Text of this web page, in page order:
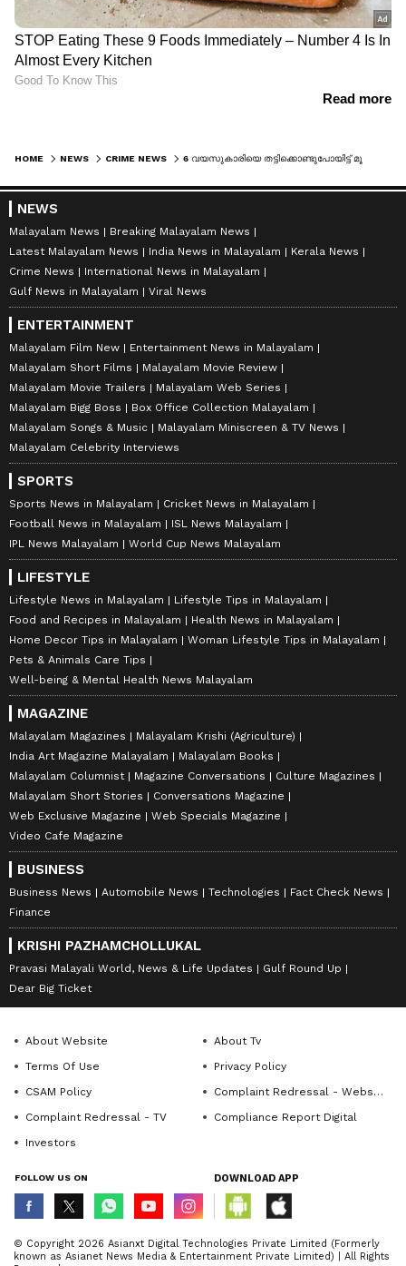
HOME NEWS CRIME NEWS
NEWS
Malayalam News
Breaking Malayalam News
Latest Malayalam News
India News in Malayalam
Kerala News
Crime News
International News in Malayalam
Gulf News in Malayalam
Viral News
ENTERTAINMENT
Malayalam Film New
Entertainment News in Malayalam
Malayalam Short Films
Malayalam Movie Review
Malayalam Movie Trailers
Malayalam Web Series
Malayalam Bigg Boss
Box Office Collection Malayalam
Malayalam Songs & Music
Malayalam Miniscreen & TV News
Malayalam Celebrity Interviews
SPORTS
Sports News in Malayalam
Cricket News in Malayalam
Football News in Malayalam
ISL News Malayalam
IPL News Malayalam
World Cup News Malayalam
LIFESTYLE
Lifestyle News in Malayalam
Lifestyle Tips in Malayalam
Food and Recipes in Malayalam
Health News in Malayalam
Home Decor Tips in Malayalam
Woman Lifestyle Tips in Malayalam
Pets & Animals Care Tips
Well-being & Mental Health News Malayalam
MAGAZINE
Malayalam Magazines
Malayalam Krishi (Agriculture)
India Art Magazine Malayalam
Malayalam Books
Malayalam Columnist
Magazine Conversations
Culture Magazines
Malayalam Short Stories
Conversations Magazine
Web Exclusive Magazine
Web Specials Magazine
Video Cafe Magazine
BUSINESS
Business News Automobile News Technologies
Fact Check News
Finance
KRISHI PAZHAMCHOLLUKAL
Pravasi Malayali World, News & Life Updates
Gulf Round Up
Dear Big Ticket
About Website
About Tv
Terms Of Use
Privacy Policy
CSAM Policy
Complaint Redressal - Website
Complaint Redressal - TV
Compliance Report Digital
Investors
FOLLOW US ON DOWNLOAD APP
© Copyright 2026 Asianxt Digital Technologies Private Limited (Formerly
known as Asianet News Media & Entertainment Private Limited) | All Rights